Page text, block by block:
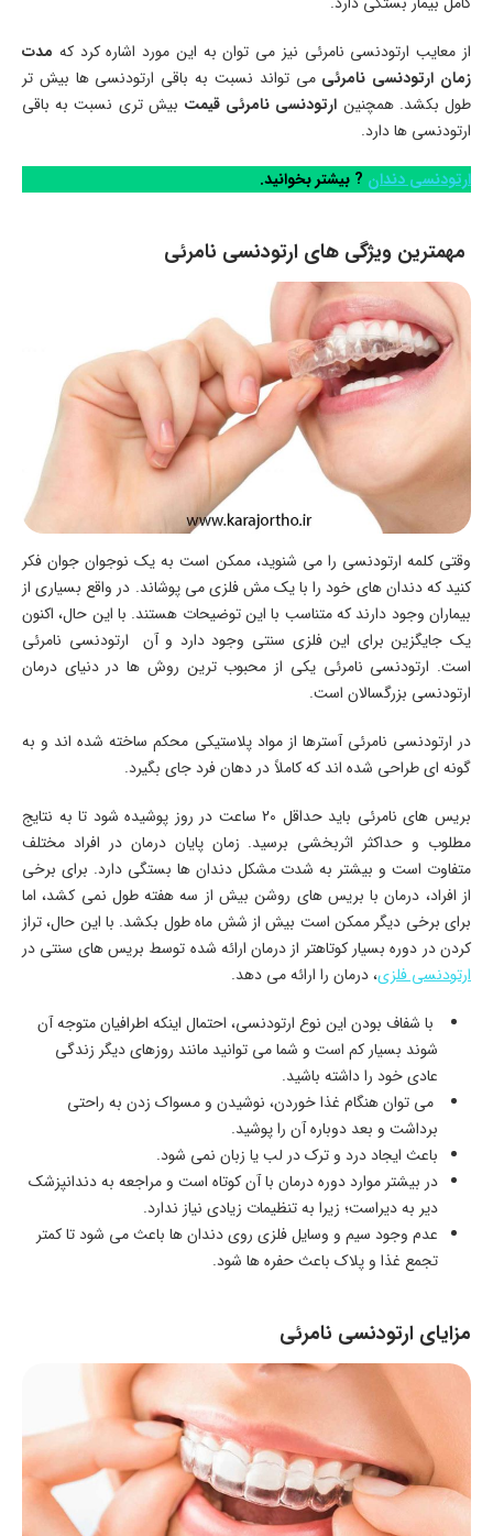
از معایب ارتودنسی نامرئی نیز می توان به این مورد اشاره کرد که مدت
زمان ارتودنسی نامرئی می تواند نسبت به باقی ارتودنسی ها بیش تر
طول بکشد. همچنین ارتودنسی نامرئی قیمت بیش تری نسبت به باقی
ارتودنسی ها دارد.
ارتودنسی دندان ? بیشتر بخوانید.
مهمترین ویژگی های ارتودنسی نامرئی
وقتی کلمه ارتودنسی را می شنوید، ممکن است به یک نوجوان جوان فکر
کنید که دندان های خود را با یک مش فلزی می پوشاند. در واقع بسیاری از
بیماران وجود دارند که متناسب با این توضیحات هستند. با این حال، اکنون
یک جایگزین برای این فلزی سنتی وجود دارد و آن ارتودنسی نامرئی
است. ارتودنسی نامرئی یکی از محبوب ترین روش ها در دنیای درمان
ارتودنسی بزرگسالان است.
در ارتودنسی نامرئی آسترها از مواد پلاستیکی محکم ساخته شده اند و به
گونه ای طراحی شده اند که کاملاً در دهان فرد جای بگیرد.
بریس های نامرئی باید حداقل 20 ساعت در روز پوشیده شود تا به نتایج
مطلوب و حداکثر اثربخشی برسید. زمان پایان درمان در افراد مختلف
متفاوت است و بیشتر به شدت مشکل دندان ها بستگی دارد. برای برخی
از افراد، درمان با بریس های روشن بیش از سه هفته طول نمی کشد، اما
برای برخی دیگر ممکن است بیش از شش ماه طول بکشد. با این حال، تراز
کردن در دوره بسیار کوتاهتر از درمان ارائه شده توسط بریس های سنتی در
ارتودنسی فلزی، درمان را ارائه می دهد.
با شفاف بودن این نوع ارتودنسی، احتمال اینکه اطرافیان متوجه آن
شوند بسیار کم است و شما می توانید مانند روزهای دیگر زندگی
عادی خود را داشته باشید.
می توان هنگام غذا خوردن، نوشیدن و مسواک زدن به راحتی
برداشت و بعد دوباره آن را پوشید.
باعث ایجاد درد و ترک در لب یا زبان نمی شود.
در بیشتر موارد دوره درمان با آن کوتاه است و مراجعه به دندانپزشک
دیر به دیراست؛ زیرا به تنظیمات زیادی نیاز ندارد.
عدم وجود سیم و وسایل فلزی روی دندان ها باعث می شود تا کمتر
تجمع غذا و پلاک باعث حفره ها شود.
مزایای ارتودنسی نامرئی